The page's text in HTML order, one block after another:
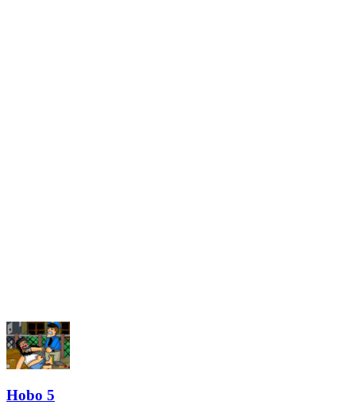
Hobo 5